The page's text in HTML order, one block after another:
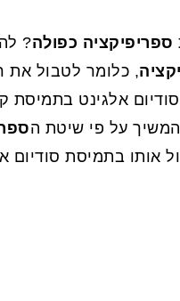
ספריפיקציה כפולה?
, כלומר לטבול את
אלגינט בתמיסת
על פי שיטת ה
אותו בתמיסת סודיום